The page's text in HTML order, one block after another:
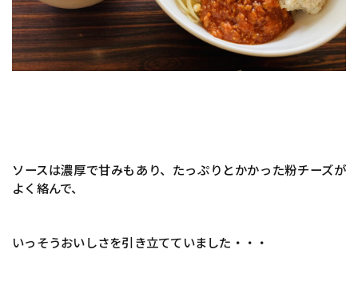
ソースは濃厚で甘みもあり、たっぷりとかかった粉チーズが
よく絡んで、
いっそうおいしさを引き立てていました・・・